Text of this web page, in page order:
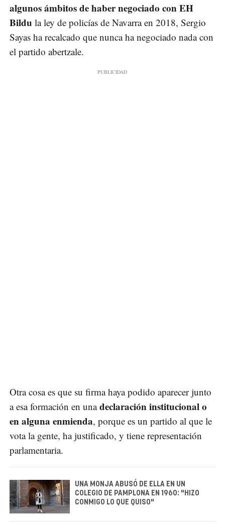
algunos ámbitos de haber negociado con EH
Bildu la ley de policías de Navarra en 2018, Sergio
Sayas ha recalcado que nunca ha negociado nada con
el partido abertzale.
Otra cosa es que su firma haya podido aparecer junto
a esa formación en unadeclaración institucional o
en alguna enmienda, porque es un partido al que le
vota la gente, ha justificado, y tiene representación
parlamentaria.
UNA MONJA ABUSÓ DE ELLA EN UN
COLEGIO DE PAMPLONA EN 1960: "HIZO
CONMIGO LO QUE QUISO"